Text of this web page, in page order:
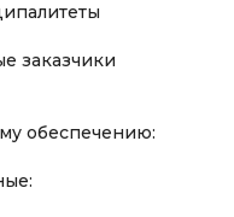
заказчики
обеспечению: